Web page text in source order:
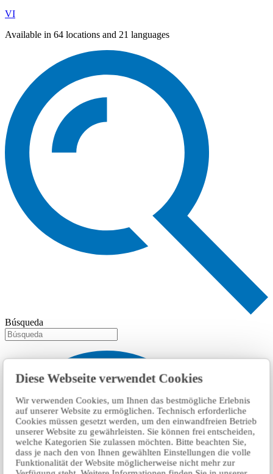
Diese Webseite verwendet Cookies
Wir verwenden Cookies, um Ihnen das bestmögliche Erlebnis
auf unserer Website zu ermöglichen. Technisch erforderliche
Cookies müssen gesetzt werden, um den einwandfreien Betrieb
unserer Website zu gewährleisten. Sie können frei entscheiden,
welche Kategorien Sie zulassen möchten. Bitte beachten Sie,
dass je nach den von Ihnen gewählten Einstellungen die volle
Funktionalität der Website möglicherweise nicht mehr zur
VI
Available in 64 locations and 21 languages
Búsqueda